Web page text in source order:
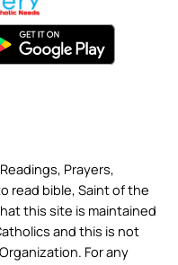
Prayers,
read bible, Saint of the
this site is maintained
and this is not
For any